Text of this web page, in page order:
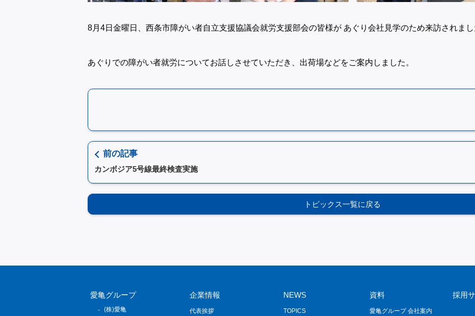
8月4日金曜日、西条市障がい者自立支援協議会就労支援部会の皆様が あぐり会社見学のため来訪されまし
あぐりでの障がい者就労についてお話しさせていただき、出荷場などをご案内しました。
前の記事
カンボジア5号線最終検査実施
トピックス一覧に戻る
愛亀グループ
(株)愛亀
企業情報
代表挨拶
NEWS
TOPICS
資料
愛亀グループ 会社案内
採用